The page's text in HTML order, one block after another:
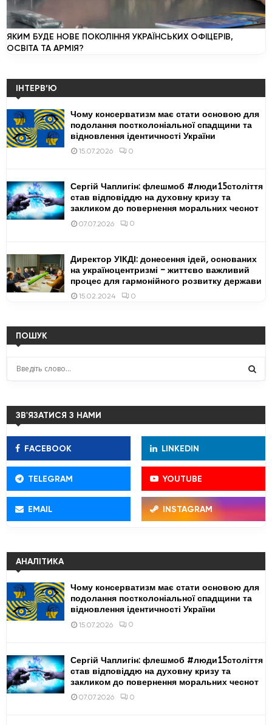
ЯКИМ БУДЕ НОВЕ ПОКОЛІННЯ УКРАЇНСЬКИХ ОФІЦЕРІВ,
ОСВІТА ТА АРМІЯ?
ІНТЕРВ’Ю
Чому консерватизм має стати основою для
подолання постколоніальної спадщини та
відновлення ідентичності України
15.07.2026 0
Сергій Чаплигін: флешмоб #люди15століття
став відповіддю на духовну кризу та
закликом до повернення моральних чеснот
07.07.2026 0
Директор УІКДІ: донесення ідей, основаних
на україноцентризмі – життєво важливий
процес для гармонійного розвитку держави
15.02.2024 0
ПОШУК
h
f
r
R
C
ЗВ'ЯЗАТИСЯ З НАМИ
FACEBOOK LINKEDIN
TELEGRAM YOUTUBE
EMAIL INSTAGRAM
АНАЛІТИКА
Чому консерватизм має стати основою для
подолання постколоніальної спадщини та
відновлення ідентичності України
15.07.2026 0
Сергій Чаплигін: флешмоб #люди15століття
став відповіддю на духовну кризу та
закликом до повернення моральних чеснот
07.07.2026 0